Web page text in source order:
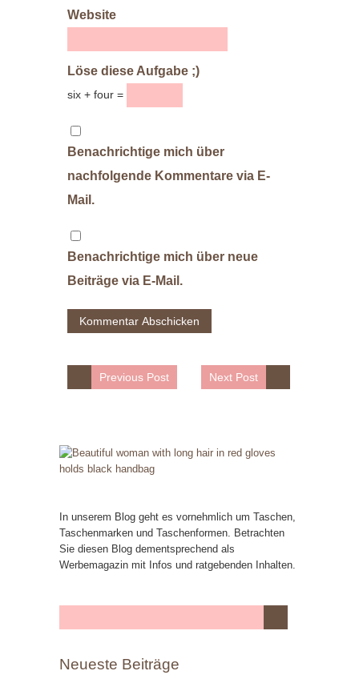
Website
Löse diese Aufgabe ;)
six + four =
Benachrichtige mich über
nachfolgende Kommentare via E-
Mail.
Benachrichtige mich über neue
Beiträge via E-Mail.
Previous Post Next Post
In unserem Blog geht es vornehmlich um Taschen,
Taschenmarken und Taschenformen. Betrachten
Sie diesen Blog dementsprechend als
Werbemagazin mit Infos und ratgebenden Inhalten.
Neueste Beiträge